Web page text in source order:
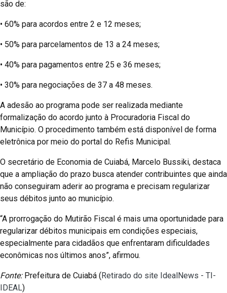
são de:
• 60% para acordos entre 2 e 12 meses;
• 50% para parcelamentos de 13 a 24 meses;
• 40% para pagamentos entre 25 e 36 meses;
• 30% para negociações de 37 a 48 meses.
A adesão ao programa pode ser realizada mediante
formalização do acordo junto à Procuradoria Fiscal do
Município. O procedimento também está disponível de forma
eletrônica por meio do portal do Refis Municipal.
O secretário de Economia de Cuiabá, Marcelo Bussiki, destaca
que a ampliação do prazo busca atender contribuintes que ainda
não conseguiram aderir ao programa e precisam regularizar
seus débitos junto ao município.
“A prorrogação do Mutirão Fiscal é mais uma oportunidade para
regularizar débitos municipais em condições especiais,
especialmente para cidadãos que enfrentaram dificuldades
econômicas nos últimos anos”, afirmou.
Fonte:Prefeitura de Cuiabá (Retirado do site IdealNews - TI-
IDEAL)